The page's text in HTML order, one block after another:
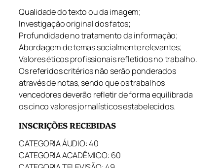
Qualidade do texto ou da imagem;
Investigação original dos fatos;
Profundidade no tratamento da informação;
Abordagem de temas socialmente relevantes;
Valores éticos profissionais refletidos no trabalho.
Os referidos critérios não serão ponderados
através de notas, sendo que os trabalhos
vencedores deverão refletir de forma equilibrada
os cinco valores jornalísticos estabelecidos.
INSCRIÇÕES RECEBIDAS
CATEGORIA ÁUDIO: 40
CATEGORIA ACADÊMICO: 60